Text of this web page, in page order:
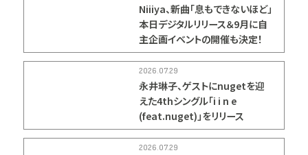
Niiiya、新曲「息もできないほど」
本日デジタルリリース＆9月に自
主企画イベントの開催も決定！
2026.07.29
永井琳子、ゲストにnugetを迎
えた4thシングル「i i n e
(feat.nuget)」をリリース
2026.07.29